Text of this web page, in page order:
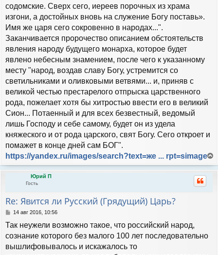
содомские. Сверх сего, иереев порочных из храма
изгони, а достойных вновь на служение Богу поставь».
Имя же царя сего сокровенно в народах...".
Заканчивается пророчество описанием обстоятельств
явления народу будущего монарха, которое будет
явлено небесным знамением, после чего к указанному
месту "народ, воздав славу Богу, устремится со
светильниками и оливковыми ветвями... и, приняв с
великой честью престарелого отпрыска царственного
рода, пожелает хотя бы хитростью ввести его в великий
Сион... Потаенный и для всех безвестный, ведомый
лишь Господу и себе самому, будет он из удела
княжеского и от рода царского, свят Богу. Сего откроет и
помажет в конце дней сам БОГ".
https://yandex.ru/images/search?text=же ... rpt=simage
р
Юрий П
Гость
Re: Явится ли Русский (Грядущий) Царь?
С
о
б
е
14 авг 2016, 10:56
Так неужели возможно такое, что российский народ,
сознание которого без малого 100 лет последовательно
вышлифовывалось и искажалось то